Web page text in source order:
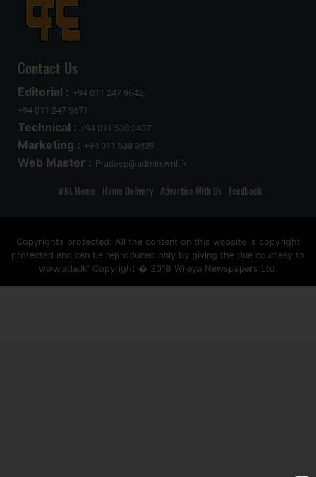
Contact Us
Editorial : +94 011 247 9642,
+94 011 247 9671
Technical : +94 011 538 3437
Marketing : +94 011 538 3439
Web Master : Pradeep@admin.wnl.lk
WNL Home Home Delivery Advertise With Us Feedback
Copyrights protected: All the content on this website is copyright
protected and can be reproduced only by giving the due courtesy to
www.ada.lk' Copyright � 2018 Wijeya Newspapers Ltd.